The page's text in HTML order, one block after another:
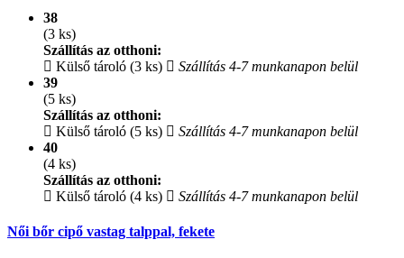
38
(3 ks)
Szállítás az otthoni:
Külső tároló (3 ks)
Szállítás 4-7 munkanapon belül
39
(5 ks)
Szállítás az otthoni:
Külső tároló (5 ks)
Szállítás 4-7 munkanapon belül
40
(4 ks)
Szállítás az otthoni:
Külső tároló (4 ks)
Szállítás 4-7 munkanapon belül
Női bőr cipő vastag talppal, fekete